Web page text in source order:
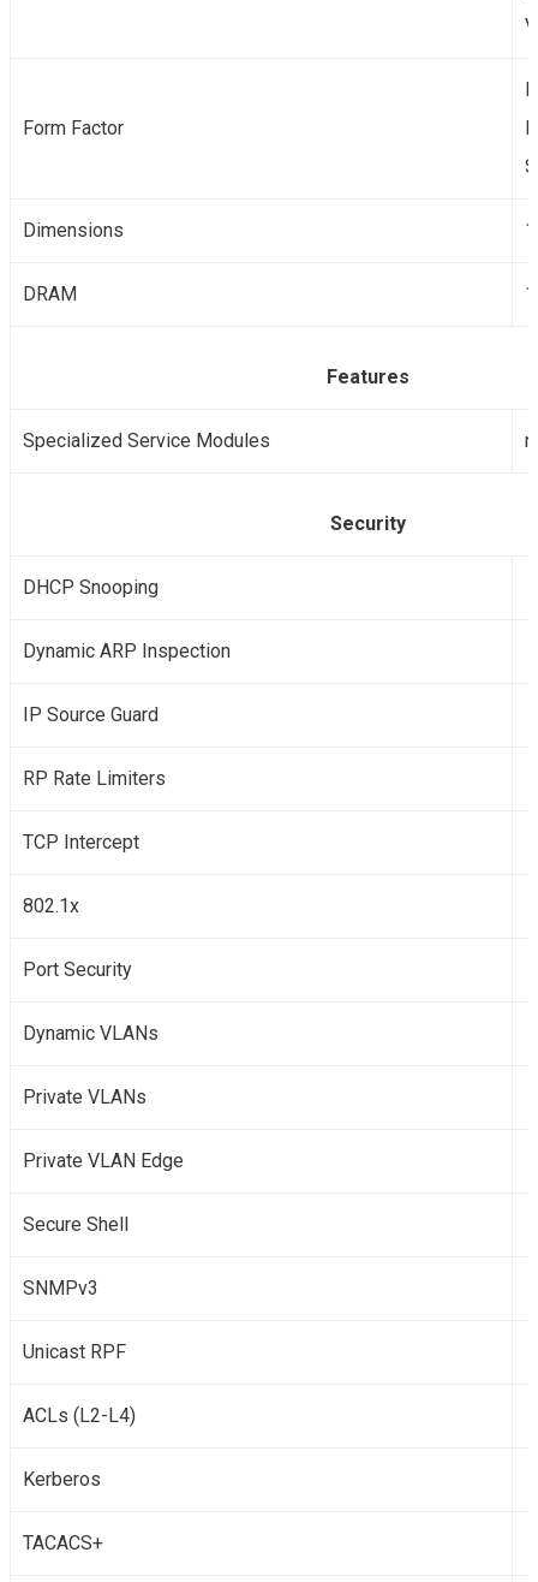
Form Factor
Dimensions
DRAM
Features
Specialized Service Modules
Security
DHCP Snooping
Dynamic ARP Inspection
IP Source Guard
RP Rate Limiters
TCP Intercept
802.1x
Port Security
Dynamic VLANs
Private VLANs
Private VLAN Edge
Secure Shell
SNMPv3
Unicast RPF
ACLs (L2-L4)
Kerberos
TACACS+